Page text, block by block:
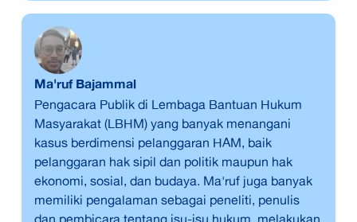
Ma'ruf Bajammal
Pengacara Publik di Lembaga Bantuan Hukum
Masyarakat (LBHM) yang banyak menangani
kasus berdimensi pelanggaran HAM, baik
pelanggaran hak sipil dan politik maupun hak
ekonomi, sosial, dan budaya. Ma'ruf juga banyak
memiliki pengalaman sebagai peneliti, penulis
dan pembicara tentang isu-isu hukum, melakukan